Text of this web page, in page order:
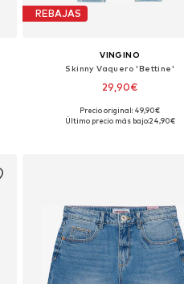
REBAJAS
VINGINO
Skinny Vaquero 'Bettine'
29,90€
Tallas disponibles: 170-176
Precio original: 49,90€
Último precio más bajo:24,90€